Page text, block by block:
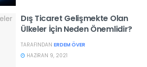
Dış Ticaret Gelişmekte Olan
Ülkeler İçin Neden Önemlidir?
TARAFINDAN ERDEM ÖVER
HAZIRAN 9, 2021